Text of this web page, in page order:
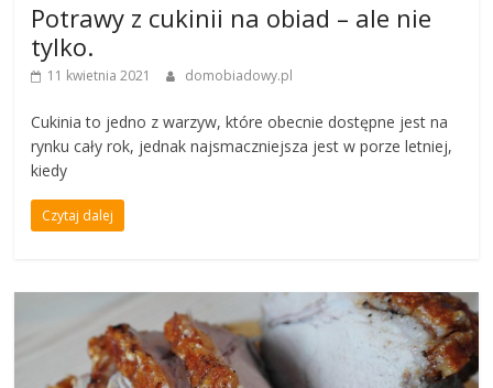
Potrawy z cukinii na obiad – ale nie
tylko.
11 kwietnia 2021 domobiadowy.pl
Cukinia to jedno z warzyw, które obecnie dostępne jest na
rynku cały rok, jednak najsmaczniejsza jest w porze letniej,
kiedy
Czytaj dalej